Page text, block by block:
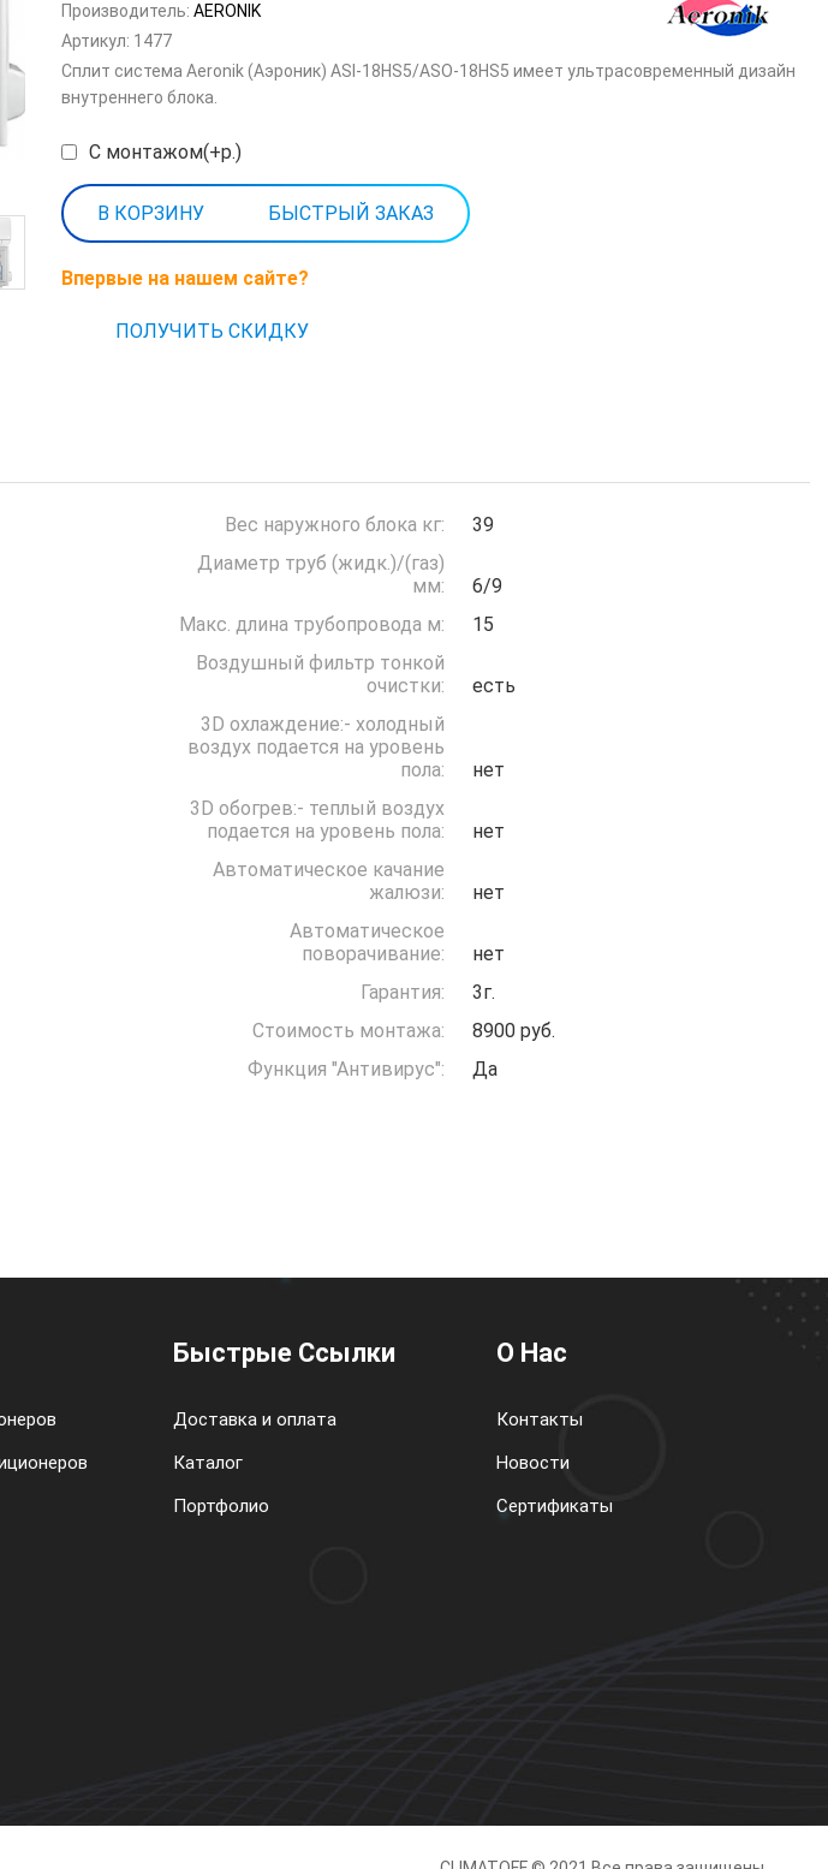
Производитель: AERONIK
Артикул: 1477
Сплит система Aeronik (Аэроник) ASI-18HS5/ASO-18HS5 имеет ультрасовременный дизайн
внутреннего блока.
С монтажом(+р.)
БЫСТРЫЙ ЗАКАЗ
Впервые на нашем сайте?
ПОЛУЧИТЬ СКИДКУ
Вес наружного блока кг:
39
Диаметр труб (жидк.)/(газ)
мм:
6/9
Макс. длина трубопровода м:
15
Воздушный фильтр тонкой
очистки:
есть
3D охлаждение:- холодный
воздух подается на уровень
пола:
нет
3D обогрев:- теплый воздух
подается на уровень пола:
нет
Автоматическое качание
жалюзи:
нет
Автоматическое
поворачивание:
нет
Гарантия:
3г.
Стоимость монтажа:
8900 руб.
Функция "Антивирус":
Да
Быстрые Ссылки
Доставка и оплата
Каталог
Портфолио
О Нас
Контакты
Новости
Сертификаты